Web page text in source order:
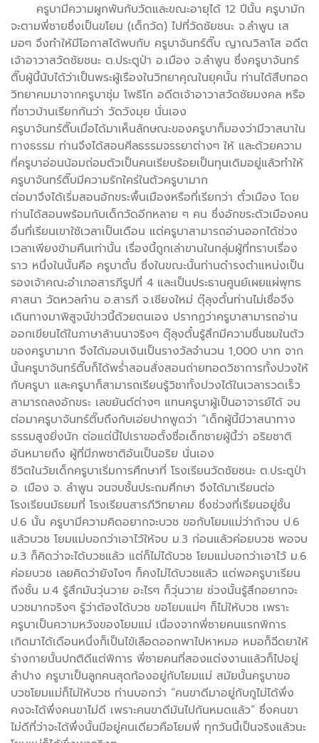
ครูบามีความผูกพันกับวัดและขณะอายุได้ 12 ปีนั้น ครูบามัก
จะตามพี่ชายซึ่งเป็นขโยม (เด็กวัด) ไปที่วัดชัยชนะ จ.ลำพูน เส
มอๆ จึงทำให้มีโอกาสได้พบกับ ครูบาจันทร์ติ๊บ ญาณวิลาโส อดีต
เจ้าอาวาสวัดชัยชนะ ต.ประตูป่า อ.เมือง จ.ลำพูน ซึ่งครูบาจันทร์
ติ๊บผู้นี้นับได้ว่าเป็นพระผู้เรืองในวิทยาคุณในยุคนั้น ท่านได้สืบทอด
วิทยาคมมาจากครูบาชุ่ม โพธิโก อดีตเจ้าอาวาสวัดชัยมงคล หรือ
ที่ชาวบ้านเรียกกันว่า วัดวังมุย นั่นเอง
ครูบาจันทร์ติ๊บเมื่อได้มาเห็นลักษณะของครูบาก็มองว่ามีวาสนาใน
ทางธรรม ท่านจึงได้สอนศีลธรรมจรรยาต่างๆ ให้ และด้วยความ
ที่ครูบาอ่อนน้อมถ่อมตัวเป็นคนเรียบร้อยเป็นทุนเดิมอยู่แล้วทำให้
ครูบาจันทร์ติ๊บมีความรักใคร่ในตัวครูบามาก
ต่อมาจึงได้เริ่มสอนอักขระพื้นเมืองหรือที่เรียกว่า ตั๋วเมือง โดย
ท่านได้สอนพร้อมกับเด็กวัดอีกหลาย ๆ คน ซึ่งอักขระตัวเมืองคน
อื่นที่เรียนเขาใช้เวลาเป็นเดือน แต่ครูบาสามารถอ่านออกได้ช่วง
เวลาเพียงข้ามคืนเท่านั้น เรื่องนี้ถูกเล่าขานในกลุ่มผู้ที่ทราบเรื่อง
ราว หนึ่งในนั้นคือ ครูบาตั๋น ซึ่งในขณะนั้นท่านดำรงตำแหน่งเป็น
รองเจ้าคณะอำเภอสารภีรูปที่ 4 และเป็นประธานศูนย์เผยแผ่พุทธ
ศาสนา วัดหวลก๋าน อ.สารภี จ.เชียงใหม่ ตุ๊ลุงตั๋นท่านไม่เชื่อจึง
เดินทางมาพิสูจน์ข่าวนี้ด้วยตนเอง ปรากฏว่าครูบาสามารถอ่าน
ออกเขียนได้ในภาษาล้านนาจริงๆ ตุ๊ลุงตั๋นรู้สึกมีความชื่นชมในตัว
ของครูบามาก จึงได้มอบเงินเป็นรางวัลจำนวน 1,000 บาท จาก
นั้นครูบาจันทร์ติ๊บก็ได้พร่ำสอนสั่งสอนถ่ายทอดวิชาการทั้งปวงให้
กับครูบา และครูบาก็สามารถเรียนรู้วิชาทั้งปวงได้ในเวลารวดเร็ว
สามารถลงอักขระ เลขยันต์ต่างๆ แทนครูบาผู้เป็นอาจารย์ได้ จน
ต่อมาครูบาจันทร์ติ๊บถึงกับเอ่ยปากพูดว่า “เด็กผู้นี้มีวาสนาทาง
ธรรมสูงยิ่งนัก ต่อแต่นี้ไปเราขอตั้งชื่อเด็กชายผู้นี้ว่า อริยชาติ
อันหมายถึง ผู้ที่มีภพชาติอันเป็นอริย นั่นเอง
ชีวิตในวัยเด็กครูบาเริ่มการศึกษาที่ โรงเรียนวัดชัยชนะ ต.ประตูป่า
อ. เมือง จ. ลำพูน จนจบชั้นประถมศึกษา จึงได้มาเรียนต่อ
โรงเรียนมัธยมที่ โรงเรียนสารภีวิทยาคม ซึ่งช่วงที่เรียนอยู่ชั้น
ป.6 นั้น ครูบามีความคิดอยากจะบวช ขอกับโยมแม่ว่าถ้าจบ ป.6
แล้วบวช โยมแม่บอกว่าเอาไว้ให้จบ ม.3 ก่อนแล้วค่อยบวช พอจบ
ม.3 ก็คิดว่าจะได้บวชแล้ว แต่ก็ไม่ได้บวช โยมแม่บอกว่าเอาไว้ ม.6
ค่อยบวช เลยคิดว่ายังไงๆ ก็คงไม่ได้บวชแล้ว แต่พอครูบาเรียน
ถึงชั้น ม.4 รู้สึกมันวุ่นวาย อะไรๆ ก็วุ่นวาย ช่วงนั้นรู้สึกอยากจะ
บวชมากจริงๆ รู้ว่าต้องได้บวช ขอโยมแม่ๆ ก็ไม่ให้บวช เพราะ
ครูบาเป็นความหวังของโยมแม่ เนื่องจากพี่ชายคนแรกพิการ
เกิดมาได้เดือนหนึ่งก็เป็นไข้เลือดออกพาไปหาหมอ หมอก็ฉีดยาให้
ร่างกายนั้นปกติดีแต่พิการ พี่ชายคนที่สองแต่งงานแล้วก็ไปอยู่
ลำปาง ครูบาเป็นลูกคนสุดท้องอยู่กับโยมแม่ สมัยนั้นครูบาขอ
บวชโยมแม่ก็ไม่ให้บวช ท่านบอกว่า “คนขาดีมาอยู่กับกูไม่ได้พึ่ง
คงจะได้พึ่งคนขาไม่ดี เพราะคนขาดีมันไปกันหมดแล้ว” ซึ่งคนขา
ไม่ดีที่ว่าจะได้พึ่งนั้นมีอยู่คนเดียวคือโยมพี่ ทุกวันนี้เป็นจริงแล้วนะ